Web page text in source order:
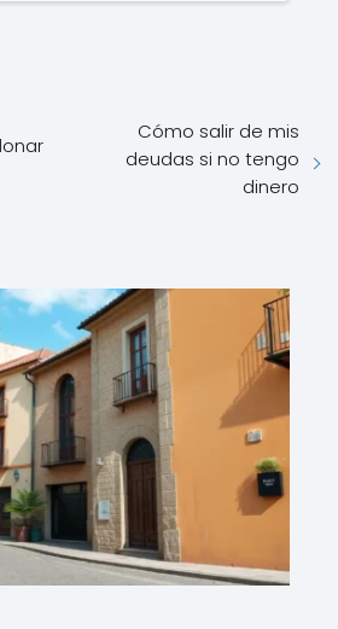
Cómo salir de mis
deudas si no tengo
dinero